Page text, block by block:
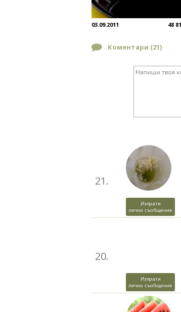
03.09.2011 48
Коментари (21)
21.
Изпрати
лично съобщение
20.
Изпрати
лично съобщение